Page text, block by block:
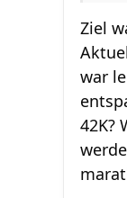
Ziel
war
42K?